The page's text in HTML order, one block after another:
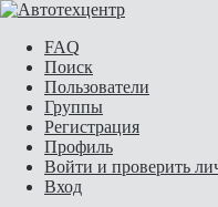
FAQ
Поиск
Пользователи
Группы
Регистрация
Профиль
Войти и проверить
Вход